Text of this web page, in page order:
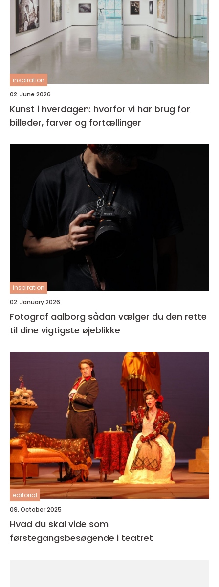
inspiration
02. June 2026
Kunst i hverdagen: hvorfor vi har brug for
billeder, farver og fortællinger
inspiration
02. January 2026
Fotograf aalborg sådan vælger du den rette
til dine vigtigste øjeblikke
editorial
09. October 2025
Hvad du skal vide som
førstegangsbesøgende i teatret